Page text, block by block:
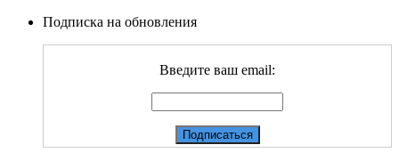
Подписка на обновления
Введите ваш email: